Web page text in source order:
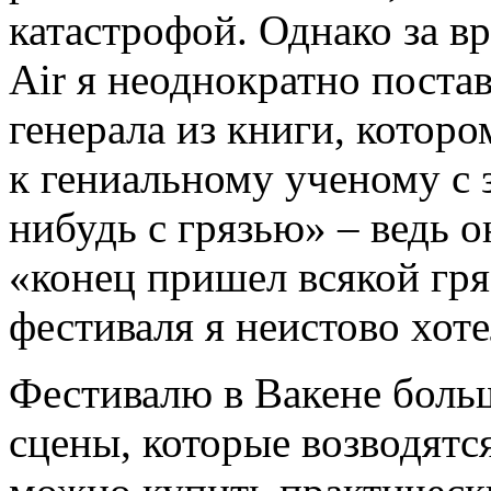
катастрофой. Однако за
Air я неоднократно
генерала из книги,
к гениальному ученому с
нибудь с грязью» – ведь
«конец пришел всякой
фестиваля я неистово
Фестивалю в Вакене
сцены, которые